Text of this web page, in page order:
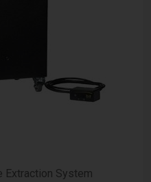
Extraction System